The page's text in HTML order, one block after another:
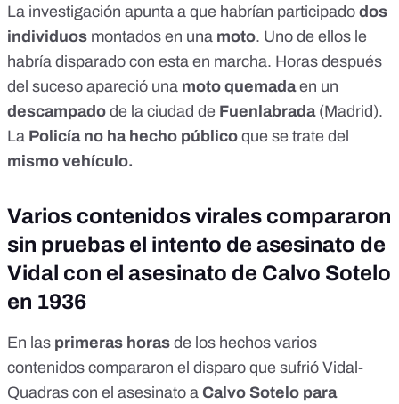
La investigación apunta a que habrían participado dos
individuos montados en una moto. Uno de ellos le
habría disparado con esta en marcha. Horas después
del suceso apareció una moto quemadaen un
descampado de la ciudad de Fuenlabrada(Madrid).
La Policía no ha hecho público que se trate del
mismo vehículo.
Varios contenidos virales compararon
sin pruebas el intento de asesinato de
Vidal con el asesinato de Calvo Sotelo
en 1936
En las primeras horas de los hechos varios
contenidos compararon el disparo que sufrió Vidal-
Quadras con el asesinato a Calvo Sotelo para